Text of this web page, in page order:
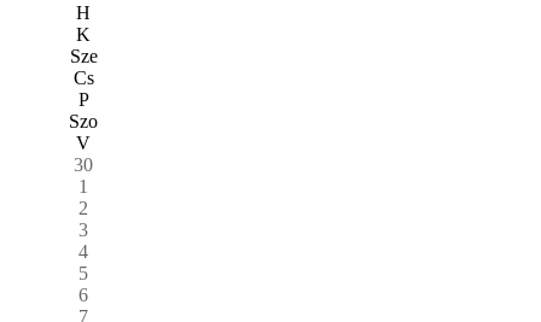
H
K
Sze
Cs
P
Szo
V
30
1
2
3
4
5
6
7